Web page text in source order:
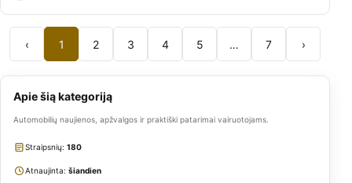
‹ 1 2 3 4 5 … 7 ›
Apie šią kategoriją
Automobilių naujienos, apžvalgos ir praktiški patarimai vairuotojams.
Straipsnių: 180
Atnaujinta: šiandien